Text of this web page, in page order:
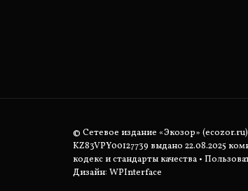
© Сетевое издание «Экозор»
KZ83VPY00127739 выдано 22.08.2025
кодекс и стандарты качества •
Дизайн: WPInterface